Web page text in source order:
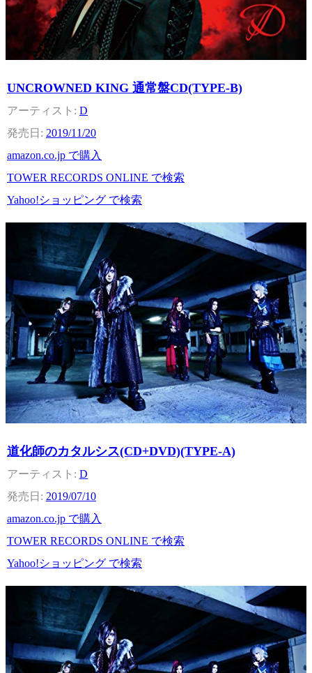
UNCROWNED KING 通常盤CD(TYPE-B)
D
2019/11/20
amazon.co.jp で購入
TOWER RECORDS ONLINE で検索
Yahoo!ショッピング で検索
道化師のカタルシス(CD+DVD)(TYPE-A)
D
2019/07/10
amazon.co.jp で購入
TOWER RECORDS ONLINE で検索
Yahoo!ショッピング で検索